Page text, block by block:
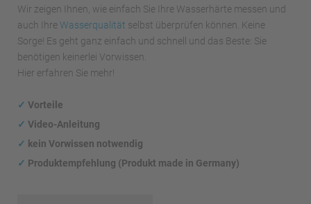
Wir zeigen Ihnen, wie einfach Sie Ihre Wasserhärte messen und
auch IhreWasserqualität selbst überprüfen können. Keine
Sorge! Es geht ganz einfach und schnell und das Beste: Sie
benötigen keinerlei Vorwissen.
Hier erfahren Sie mehr!
✓ Vorteile
✓ Video-Anleitung
✓ kein Vorwissen notwendig
✓ Produktempfehlung (Produkt made in Germany)